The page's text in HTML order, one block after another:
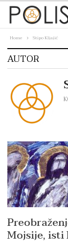
Home Stipo Kljajić
AUTOR
Mojsije, isti